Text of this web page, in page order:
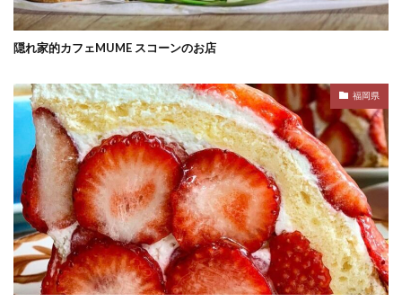
隠れ家的カフェMUME スコーンのお店
福岡県